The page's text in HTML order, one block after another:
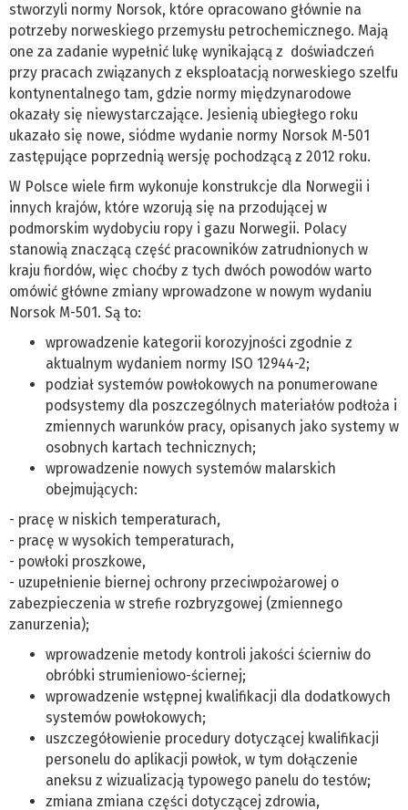
stworzyli normy Norsok, które opracowano głównie na
potrzeby norweskiego przemysłu petrochemicznego. Mają
one za zadanie wypełnić lukę wynikającą z doświadczeń
przy pracach związanych z eksploatacją norweskiego szelfu
kontynentalnego tam, gdzie normy międzynarodowe
okazały się niewystarczające. Jesienią ubiegłego roku
ukazało się nowe, siódme wydanie normy Norsok M-501
zastępujące poprzednią wersję pochodzącą z 2012 roku.
W Polsce wiele firm wykonuje konstrukcje dla Norwegii i
innych krajów, które wzorują się na przodującej w
podmorskim wydobyciu ropy i gazu Norwegii. Polacy
stanowią znaczącą część pracowników zatrudnionych w
kraju fiordów, więc choćby z tych dwóch powodów warto
omówić główne zmiany wprowadzone w nowym wydaniu
Norsok M-501. Są to:
wprowadzenie kategorii korozyjności zgodnie z
aktualnym wydaniem normy ISO 12944-2;
podział systemów powłokowych na ponumerowane
podsystemy dla poszczególnych materiałów podłoża i
zmiennych warunków pracy, opisanych jako systemy w
osobnych kartach technicznych;
wprowadzenie nowych systemów malarskich
obejmujących:
- pracę w niskich temperaturach,
- pracę w wysokich temperaturach,
- powłoki proszkowe,
- uzupełnienie biernej ochrony przeciwpożarowej o
zabezpieczenia w strefie rozbryzgowej (zmiennego
zanurzenia);
wprowadzenie metody kontroli jakości ścierniw do
obróbki strumieniowo-ściernej;
wprowadzenie wstępnej kwalifikacji dla dodatkowych
systemów powłokowych;
uszczegółowienie procedury dotyczącej kwalifikacji
personelu do aplikacji powłok, w tym dołączenie
aneksu z wizualizacją typowego panelu do testów;
zmiana zmiana części dotyczącej zdrowia,